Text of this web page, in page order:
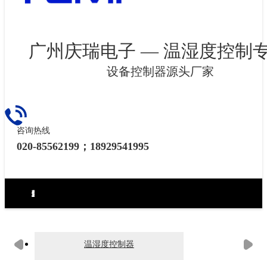
广州庆瑞电子 — 温湿度控制
设备控制器源头厂家
咨询热线
020-85562199；18929541995
环境试验设备控制器
力学试验设备控制器
热泵（冷水机）控制器
食品烘焙设备控制器
工业烘烤设备控制器
生化药品类控制器
无纸记录仪
电房环境控制器
温湿度控制器